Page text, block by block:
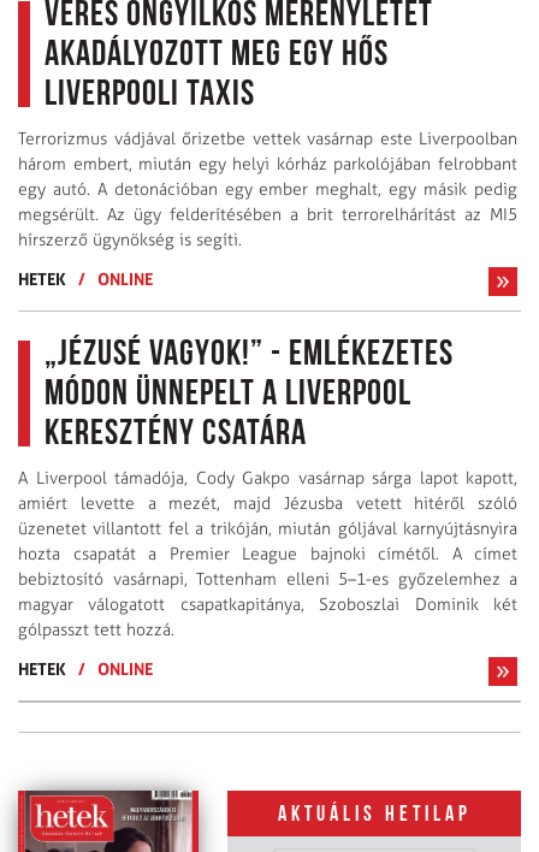
Véres öngyilkos merényletet
akadályozott meg egy hős
liverpooli taxis
Terrorizmus vádjával őrizetbe vettek vasárnap este Liverpoolban
három embert, miután egy helyi kórház parkolójában felrobbant
egy autó. A detonációban egy ember meghalt, egy másik pedig
megsérült. Az ügy felderítésében a brit terrorelhárítást az MI5
hírszerző ügynökség is segíti.
HETEK
/ ONLINE
„Jézusé vagyok!” - emlékezetes
módon ünnepelt a Liverpool
keresztény csatára
A Liverpool támadója, Cody Gakpo vasárnap sárga lapot kapott,
amiért levette a mezét, majd Jézusba vetett hitéről szóló
üzenetet villantott fel a trikóján, miután góljával karnyújtásnyira
hozta csapatát a Premier League bajnoki címétől. A címet
bebiztosító vasárnapi, Tottenham elleni 5–1-es győzelemhez a
magyar válogatott csapatkapitánya, Szoboszlai Dominik két
gólpasszt tett hozzá.
HETEK
/ ONLINE
Aktuális hetilap